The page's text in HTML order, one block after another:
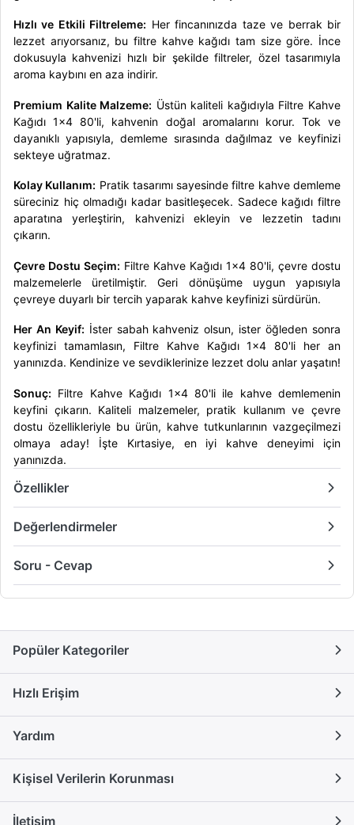
Hızlı ve Etkili Filtreleme: Her fincanınızda taze ve berrak bir
lezzet arıyorsanız, bu filtre kahve kağıdı tam size göre. İnce
dokusuyla kahvenizi hızlı bir şekilde filtreler, özel tasarımıyla
aroma kaybını en aza indirir.
Premium Kalite Malzeme: Üstün kaliteli kağıdıyla Filtre Kahve
Kağıdı 1x4 80'li, kahvenin doğal aromalarını korur. Tok ve
dayanıklı yapısıyla, demleme sırasında dağılmaz ve keyfinizi
sekteye uğratmaz.
Kolay Kullanım: Pratik tasarımı sayesinde filtre kahve demleme
süreciniz hiç olmadığı kadar basitleşecek. Sadece kağıdı filtre
aparatına yerleştirin, kahvenizi ekleyin ve lezzetin tadını
çıkarın.
Çevre Dostu Seçim: Filtre Kahve Kağıdı 1x4 80'li, çevre dostu
malzemelerle üretilmiştir. Geri dönüşüme uygun yapısıyla
çevreye duyarlı bir tercih yaparak kahve keyfinizi sürdürün.
Her An Keyif: İster sabah kahveniz olsun, ister öğleden sonra
keyfinizi tamamlasın, Filtre Kahve Kağıdı 1x4 80'li her an
yanınızda. Kendinize ve sevdiklerinize lezzet dolu anlar yaşatın!
Sonuç: Filtre Kahve Kağıdı 1x4 80'li ile kahve demlemenin
keyfini çıkarın. Kaliteli malzemeler, pratik kullanım ve çevre
dostu özellikleriyle bu ürün, kahve tutkunlarının vazgeçilmezi
olmaya aday! İşte Kırtasiye, en iyi kahve deneyimi için
yanınızda.
Özellikler
Değerlendirmeler
Soru - Cevap
Popüler Kategoriler
Hızlı Erişim
Yardım
Kişisel Verilerin Korunması
İletişim